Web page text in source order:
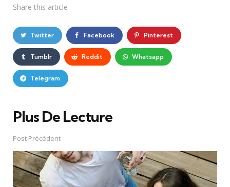
Share this article
Twitter Facebook Pinterest
Tumblr Reddit Whatsapp
Telegram
Plus De Lecture
Post
navigation
Post Précédent